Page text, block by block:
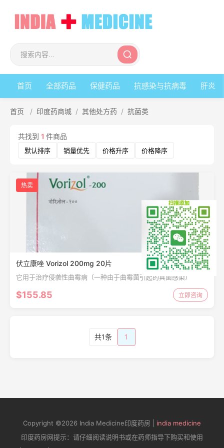
首页 全部药品 保健药品 抗感染与抗病毒 肝炎
首页 / 印度药商城 / 其他处方药 / 抗菌类
共找到 1 件商品
默认排序 销量优先 价格升序 价格降序
热卖
伏立康唑 Vorizol 200mg 20片
它用于治疗侵袭性曲霉病（一种由于曲霉菌引起的真菌感染）
$155.85 立即咨询
共1条 1
Copyright ©2026 India Medicine印度药房 | india medicine
印度药房网提示：请仔细阅读说明书或在药师指导下购买和使用